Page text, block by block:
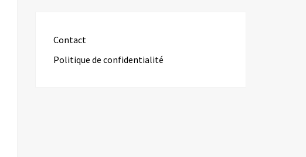
Contact
Politique de confidentialité